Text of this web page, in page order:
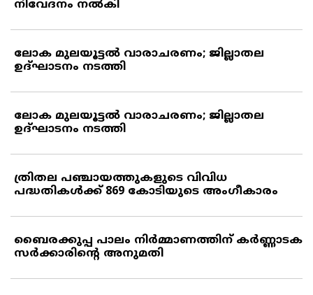
നിവേദനം നല്‍കി
ലോക മുലയൂട്ടല്‍ വാരാചരണം; ജില്ലാതല
ഉദ്ഘാടനം നടത്തി
ലോക മുലയൂട്ടല്‍ വാരാചരണം; ജില്ലാതല
ഉദ്ഘാടനം നടത്തി
ത്രിതല പഞ്ചായത്തുകളുടെ വിവിധ
പദ്ധതികള്‍ക്ക് 869 കോടിയുടെ അംഗീകാരം
ബൈരക്കുപ്പ പാലം നിര്‍മ്മാണത്തിന് കര്‍ണ്ണാടക
സര്‍ക്കാരിന്റെ അനുമതി